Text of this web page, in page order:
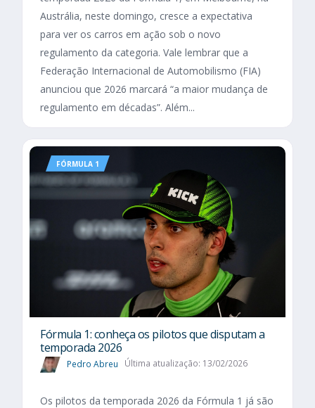
Austrália, neste domingo, cresce a expectativa
para ver os carros em ação sob o novo
regulamento da categoria. Vale lembrar que a
Federação Internacional de Automobilismo (FIA)
anunciou que 2026 marcará “a maior mudança de
regulamento em décadas”. Além...
FÓRMULA 1
Fórmula 1: conheça os pilotos que disputam a
temporada 2026
Pedro Abreu Última atualização: 13/02/2026
Os pilotos da temporada 2026 da Fórmula 1 já são